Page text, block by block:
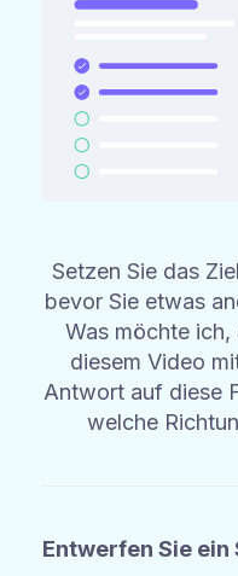
Setzen Sie das
bevor Sie etwas
Was möchte ich,
diesem Video
Antwort auf diese
welche
Entwerfen Sie